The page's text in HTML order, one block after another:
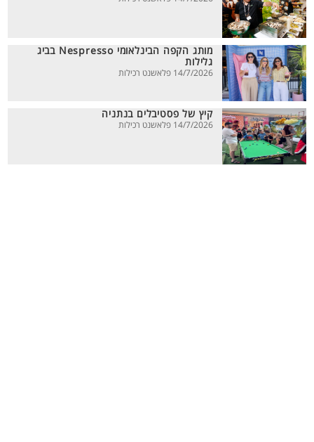
מותג הקפה הבינלאומי Nespresso בביג
גלילות
14/7/2026 פלאשנט רכילות
קיץ של פסטיבלים בנתניה
14/7/2026 פלאשנט רכילות